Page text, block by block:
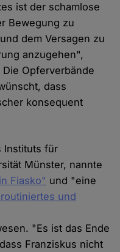
ist der schamlose
Bewegung zu
dem Versagen zu
anzugehen",
Die Opferverbände
dass
konsequent
Instituts für
Münster, nannte
Fiasko" und "eine
und
"Es ist das Ende
Franziskus nicht